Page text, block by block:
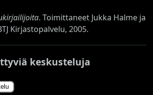
. Toimittaneet Jukka Halme ja
Kirjastopalvelu, 2005.
keskusteluja